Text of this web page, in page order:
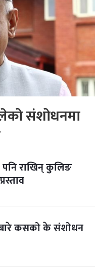
संशोधनमा
राखिन् कुलिङ
कसको के संशोधन